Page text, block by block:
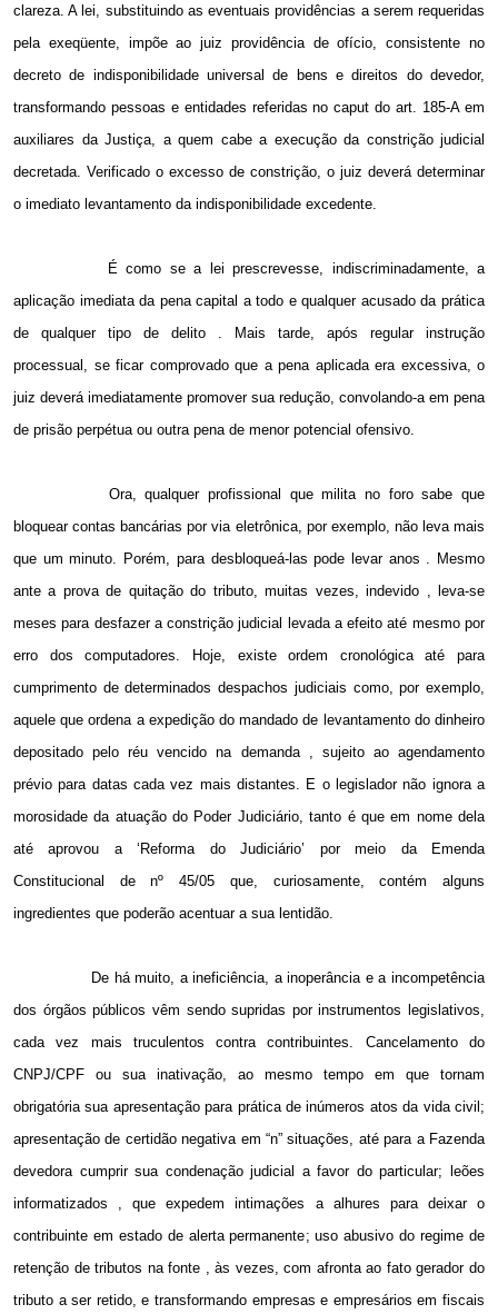
clareza. A lei, substituindo as eventuais providências a serem requeridas
pela exeqüente, impõe ao juiz providência de ofício, consistente no
decreto de indisponibilidade universal de bens e direitos do devedor,
transformando pessoas e entidades referidas no caput do art. 185-A em
auxiliares da Justiça, a quem cabe a execução da constrição judicial
decretada. Verificado o excesso de constrição, o juiz deverá determinar
o imediato levantamento da indisponibilidade excedente.
É como se a lei prescrevesse, indiscriminadamente, a
aplicação imediata da pena capital a todo e qualquer acusado da prática
de qualquer tipo de delito . Mais tarde, após regular instrução
processual, se ficar comprovado que a pena aplicada era excessiva, o
juiz deverá imediatamente promover sua redução, convolando-a em pena
de prisão perpétua ou outra pena de menor potencial ofensivo.
Ora, qualquer profissional que milita no foro sabe que
bloquear contas bancárias por via eletrônica, por exemplo, não leva mais
que um minuto. Porém, para desbloqueá-las pode levar anos . Mesmo
ante a prova de quitação do tributo, muitas vezes, indevido , leva-se
meses para desfazer a constrição judicial levada a efeito até mesmo por
erro dos computadores. Hoje, existe ordem cronológica até para
cumprimento de determinados despachos judiciais como, por exemplo,
aquele que ordena a expedição do mandado de levantamento do dinheiro
depositado pelo réu vencido na demanda , sujeito ao agendamento
prévio para datas cada vez mais distantes. E o legislador não ignora a
morosidade da atuação do Poder Judiciário, tanto é que em nome dela
até aprovou a ‘Reforma do Judiciário’ por meio da Emenda
Constitucional de nº 45/05 que, curiosamente, contém alguns
ingredientes que poderão acentuar a sua lentidão.
De há muito, a ineficiência, a inoperância e a incompetência
dos órgãos públicos vêm sendo supridas por instrumentos legislativos,
cada vez mais truculentos contra contribuintes. Cancelamento do
CNPJ/CPF ou sua inativação, ao mesmo tempo em que tornam
obrigatória sua apresentação para prática de inúmeros atos da vida civil;
apresentação de certidão negativa em “n” situações, até para a Fazenda
devedora cumprir sua condenação judicial a favor do particular; leões
informatizados , que expedem intimações a alhures para deixar o
contribuinte em estado de alerta permanente; uso abusivo do regime de
retenção de tributos na fonte , às vezes, com afronta ao fato gerador do
tributo a ser retido, e transformando empresas e empresários em fiscais